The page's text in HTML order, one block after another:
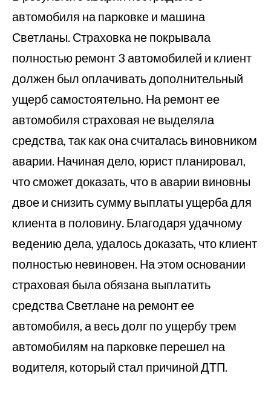
автомобиля на парковке и машина
Светланы. Страховка не покрывала
полностью ремонт 3 автомобилей и клиент
должен был оплачивать дополнительный
ущерб самостоятельно. На ремонт ее
автомобиля страховая не выделяла
средства, так как она считалась виновником
аварии. Начиная дело, юрист планировал,
что сможет доказать, что в аварии виновны
двое и снизить сумму выплаты ущерба для
клиента в половину. Благодаря удачному
ведению дела, удалось доказать, что клиент
полностью невиновен. На этом основании
страховая была обязана выплатить
средства Светлане на ремонт ее
автомобиля, а весь долг по ущербу трем
автомобилям на парковке перешел на
водителя, который стал причиной ДТП.